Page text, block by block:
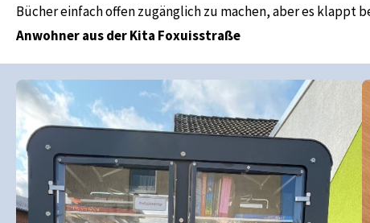
Bücher einfach offen zugänglich zu machen, aber es klappt
Anwohner aus der Kita Foxuisstraße